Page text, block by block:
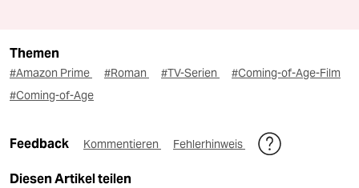
Themen
#Amazon Prime #Roman #TV-Serien
#Coming-of-Age-Film
#Coming-of-Age
Feedback Kommentieren Fehlerhinweis
Diesen Artikel teilen